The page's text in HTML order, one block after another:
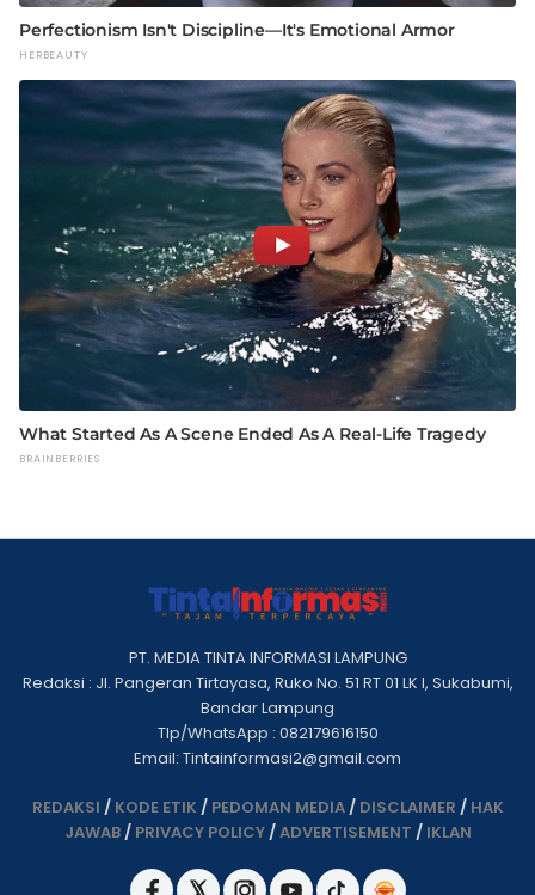
PT. MEDIA TINTA INFORMASI LAMPUNG
Redaksi : Jl. Pangeran Tirtayasa, Ruko No. 51 RT 01 LK I, Sukabumi,
Bandar Lampung
Tlp/WhatsApp : 082179616150
Email: Tintainformasi2@gmail.com
REDAKSI / KODE ETIK / PEDOMAN MEDIA/ DISCLAIMER / HAK
JAWAB/ PRIVACY POLICY/ADVERTISEMENT / IKLAN